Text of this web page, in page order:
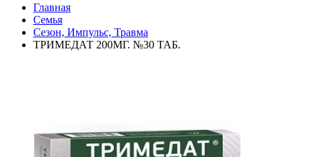
Главная
Семья
Сезон, Импульс, Травма
ТРИМЕДАТ 200МГ. №30 ТАБ.